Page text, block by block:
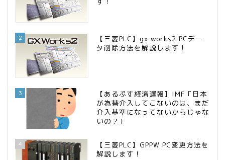
2
【三菱PLC】gx works2 PCデー
タ削除方法を解説します！
3
【あるぷす経済遅報】IMF「日本
が為替介入してこないのは、まだ
介入基準になってないからじゃな
いの？」
4
【三菱PLC】GPPW PC変更方法を
解説します！